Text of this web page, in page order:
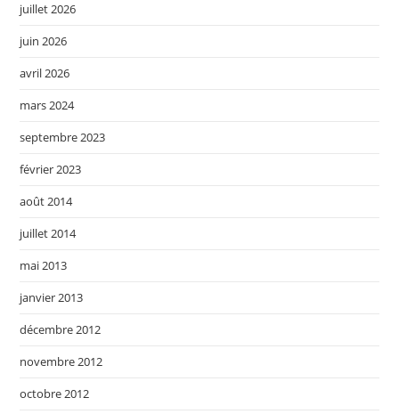
juillet 2026
juin 2026
avril 2026
mars 2024
septembre 2023
février 2023
août 2014
juillet 2014
mai 2013
janvier 2013
décembre 2012
novembre 2012
octobre 2012